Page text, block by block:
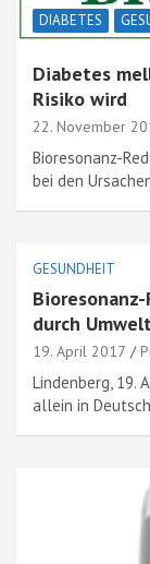
DIABETES
Diabetes
Risiko wird
22. November
Bioresonanz-
bei den
GESUNDHEIT
durch
19. April 2017
Lindenberg, 19.
allein in